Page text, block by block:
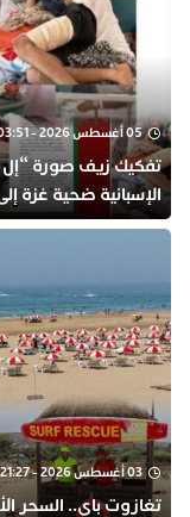
05 أغسطس 2026 - 03:51
تفكيك زيف صورة
الإسبانية ضحية غزة
03 أغسطس 2026 - 21:27
تغازوت باي.. السحر